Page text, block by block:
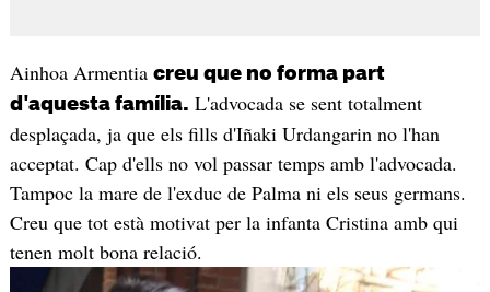
Ainhoa Armentia creu que no forma part
d'aquesta família. L'advocada se sent totalment
desplaçada, ja que els fills d'Iñaki Urdangarin no l'han
acceptat. Cap d'ells no vol passar temps amb l'advocada.
Tampoc la mare de l'exduc de Palma ni els seus germans.
Creu que tot està motivat per la infanta Cristina amb qui
tenen molt bona relació.